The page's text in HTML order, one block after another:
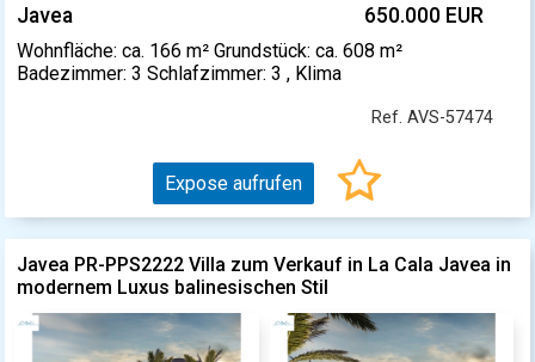
Javea 650.000 EUR
Wohnfläche: ca. 166 m² Grundstück: ca. 608 m²
Badezimmer: 3 Schlafzimmer: 3 , Klima
Ref. AVS-57474
Expose aufrufen
Javea PR-PPS2222 Villa zum Verkauf in La Cala Javea in
modernem Luxus balinesischen Stil